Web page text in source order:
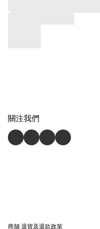
關注我們
商舖退貨及退款政策